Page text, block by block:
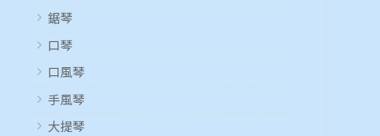
鋸琴
口琴
口風琴
手風琴
大提琴